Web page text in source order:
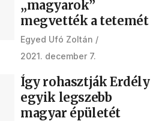
„magyarok”
megvették a tetemét
Egyed Ufó Zoltán
2021. december 7.
Így rohasztják Erdély
egyik legszebb
magyar épületét